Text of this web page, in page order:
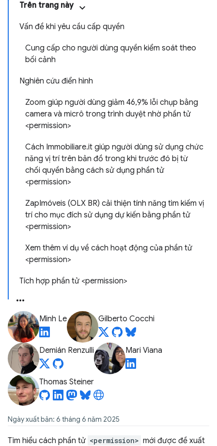
Trên trang này
Vấn đề khi yêu cầu cấp quyền
Cung cấp cho người dùng quyền kiểm soát theo
bối cảnh
Nghiên cứu điển hình
Zoom giúp người dùng giảm 46,9% lỗi chụp bằng
camera và micrô trong trình duyệt nhờ phần tử
<permission>
Cách Immobiliare.it giúp người dùng sử dụng chức
năng vị trí trên bản đồ trong khi trước đó bị từ
chối quyền bằng cách sử dụng phần tử
<permission>
ZapImóveis (OLX BR) cải thiện tính năng tìm kiếm vị
trí cho mục đích sử dụng dự kiến bằng phần tử
<permission>
Xem thêm ví dụ về cách hoạt động của phần tử
<permission>
Tích hợp phần tử <permission>
Minh Le Gilberto Cocchi
Demián Renzulli Mari Viana
Thomas Steiner
Ngày xuất bản: 6 tháng 6 năm 2025
Tìm hiểu cách phần tử <permission> mới được đề xuất